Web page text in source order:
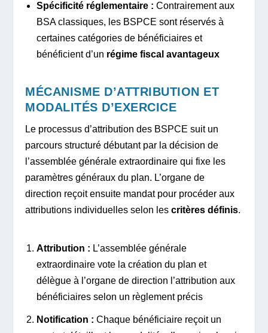
Spécificité réglementaire : Contrairement aux
BSA classiques, les BSPCE sont réservés à
certaines catégories de bénéficiaires et
bénéficient d’un régime fiscal avantageux
MÉCANISME D’ATTRIBUTION ET
MODALITÉS D’EXERCICE
Le processus d’attribution des BSPCE suit un
parcours structuré débutant par la décision de
l’assemblée générale extraordinaire qui fixe les
paramètres généraux du plan. L’organe de
direction reçoit ensuite mandat pour procéder aux
attributions individuelles selon lescritères définis.
Attribution : L’assemblée générale
extraordinaire vote la création du plan et
délègue à l’organe de direction l’attribution aux
bénéficiaires selon un règlement précis
Notification : Chaque bénéficiaire reçoit un